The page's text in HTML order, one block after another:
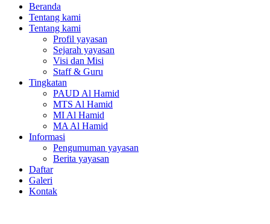
Beranda
Tentang kami
Tentang kami
Profil yayasan
Sejarah yayasan
Visi dan Misi
Staff & Guru
Tingkatan
PAUD Al Hamid
MTS Al Hamid
MI Al Hamid
MA Al Hamid
Informasi
Pengumuman yayasan
Berita yayasan
Daftar
Galeri
Kontak